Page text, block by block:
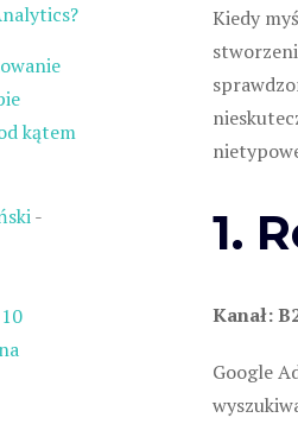
Kiedy
1.
Kanał:
Google
kątem
-